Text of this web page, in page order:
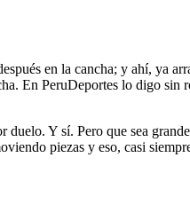
en la cancha; y ahí, ya
En PeruDeportes lo digo sin
Y sí. Pero que sea
piezas y eso, casi